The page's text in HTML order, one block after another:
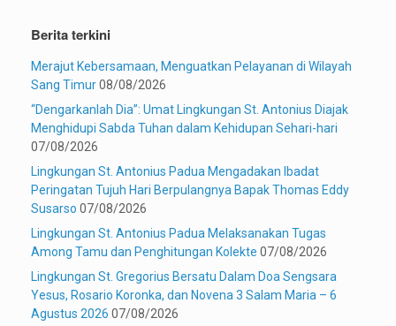
Berita terkini
Merajut Kebersamaan, Menguatkan Pelayanan di Wilayah
Sang Timur08/08/2026
“Dengarkanlah Dia”: Umat Lingkungan St. Antonius Diajak
Menghidupi Sabda Tuhan dalam Kehidupan Sehari-hari
07/08/2026
Lingkungan St. Antonius Padua Mengadakan Ibadat
Peringatan Tujuh Hari Berpulangnya Bapak Thomas Eddy
Susarso 07/08/2026
Lingkungan St. Antonius Padua Melaksanakan Tugas
Among Tamu dan Penghitungan Kolekte 07/08/2026
Lingkungan St. Gregorius Bersatu Dalam Doa Sengsara
Yesus, Rosario Koronka, dan Novena 3 Salam Maria – 6
Agustus 2026 07/08/2026